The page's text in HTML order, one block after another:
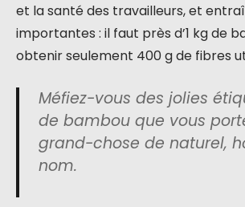
et la santé des travailleurs, et
importantes : il faut près d’1 kg de
obtenir seulement 400 g de fibres
Méfiez-vous des jolies
de bambou que vous
grand-chose de naturel,
nom.